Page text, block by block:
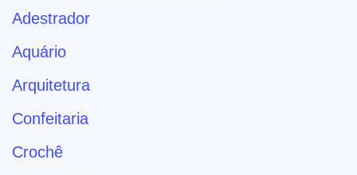
Adestrador
Aquário
Arquitetura
Confeitaria
Crochê